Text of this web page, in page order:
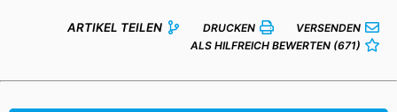
ARTIKEL TEILEN DRUCKEN
VERSENDEN
ALS HILFREICH BEWERTEN (671)